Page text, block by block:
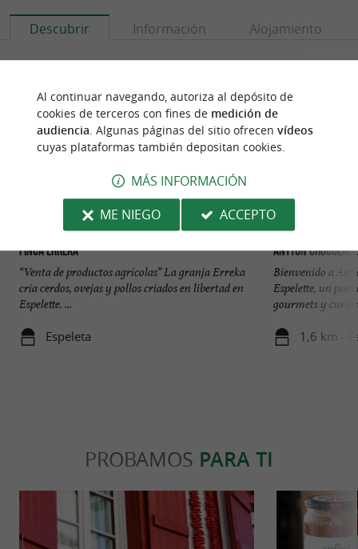
Descubrir Información Alojamiento
Finca Erreka
“Venta de productos agrícolas” La granja Erreka
cría cerdos, ovejas y pollos criados en libertad en
Espelette. ...
Espeleta
Antton
Bienvenido a
Espelette, un
gourmets y
1,6 km -
PROBAMOS PARA TI
Al continuar navegando, autoriza al depósito de
cookies de terceros con fines de medición de
audiencia. Algunas páginas del sitio ofrecen vídeos
cuyas plataformas también depositan cookies.
MÁS INFORMACIÓN
ME NIEGO
ACCEPTO